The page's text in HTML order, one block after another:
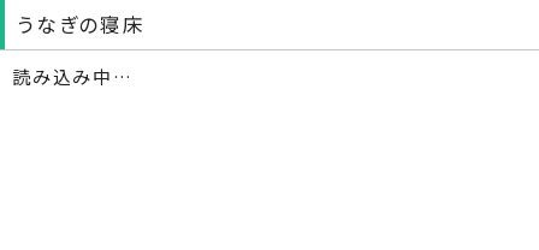
うなぎの寝床
読み込み中…